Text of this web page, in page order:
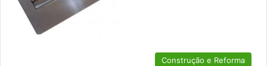
Construção e Reforma